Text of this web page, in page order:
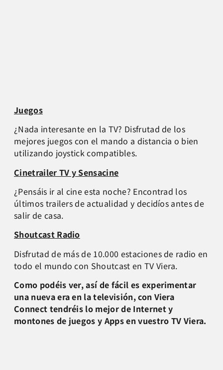
Juegos
¿Nada interesante en la TV? Disfrutad de los
mejores juegos con el mando a distancia o bien
utilizando joystick compatibles.
Cinetrailer TV y Sensacine
¿Pensáis ir al cine esta noche? Encontrad los
últimos trailers de actualidad y decidíos antes de
salir de casa.
Shoutcast Radio
Disfrutad de más de 10.000 estaciones de radio en
todo el mundo con Shoutcast en TV Viera.
Como podéis ver, así de fácil es experimentar
una nueva era en la televisión, con Viera
Connect tendréis lo mejor de Internet y
montones de juegos y Apps en vuestro TV Viera.